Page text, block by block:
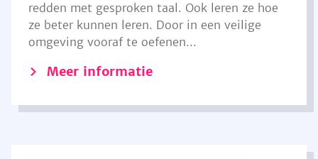
redden met gesproken taal. Ook leren ze hoe
ze beter kunnen leren. Door in een veilige
omgeving vooraf te oefenen...
Meer informatie